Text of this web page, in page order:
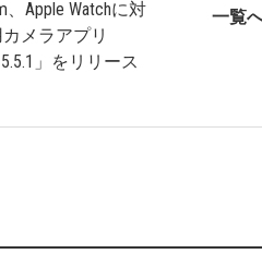
、Apple Watchに対
メラアプリ
5.5.1」をリリース
一覧